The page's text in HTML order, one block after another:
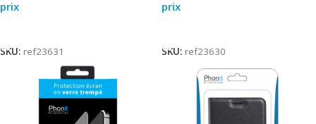
prix
SKU: ref23631
prix
SKU: ref23630